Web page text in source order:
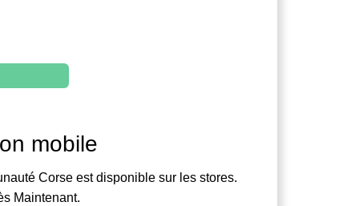
mobile
Corse est disponible sur les stores.
Maintenant.